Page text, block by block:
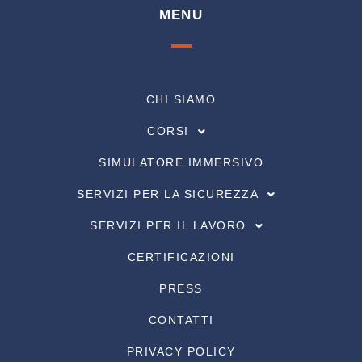
MENU
CHI SIAMO
CORSI
SIMULATORE IMMERSIVO
SERVIZI PER LA SICUREZZA
SERVIZI PER IL LAVORO
CERTIFICAZIONI
PRESS
CONTATTI
PRIVACY POLICY